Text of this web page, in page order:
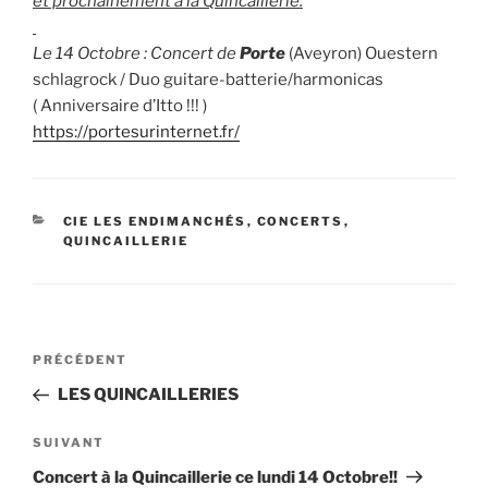
Le 14 Octobre : Concert dePorte (Aveyron) Ouestern
schlagrock / Duo guitare-batterie/harmonicas
( Anniversaire d’Itto !!! )
https://portesurinternet.fr/
CATÉGORIES
CIE LES ENDIMANCHÉS , CONCERTS ,
QUINCAILLERIE
Navigation
l’article
Article
précédent
PRÉCÉDENT
LES QUINCAILLERIES
Article
suivant
SUIVANT
Concert à la Quincaillerie ce lundi 14 Octobre!!